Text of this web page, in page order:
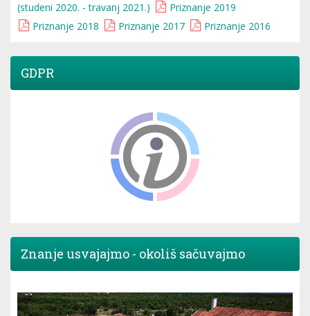
(studeni 2020. - travanj 2021.)
Priznanje 2019
Priznanje 2018
Priznanje 2017 Priznanje 2016
GDPR
Znanje usvajajmo - okoliš sačuvajmo